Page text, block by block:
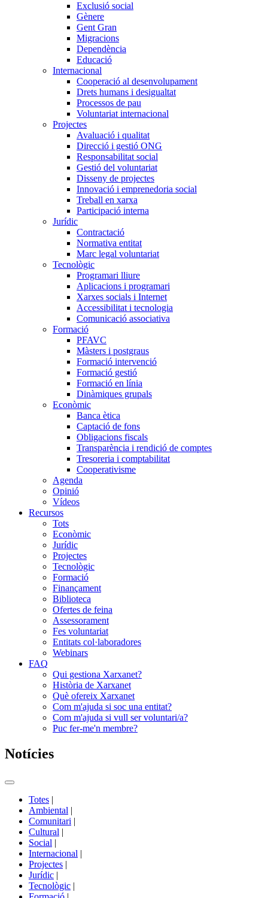
Exclusió social
Gènere
Gent Gran
Migracions
Dependència
Educació
Internacional
Cooperació al desenvolupament
Drets humans i desigualtat
Processos de pau
Voluntariat internacional
Projectes
Avaluació i qualitat
Direcció i gestió ONG
Responsabilitat social
Gestió del voluntariat
Disseny de projectes
Innovació i emprenedoria social
Treball en xarxa
Participació interna
Jurídic
Contractació
Normativa entitat
Marc legal voluntariat
Tecnològic
Programari lliure
Aplicacions i programari
Xarxes socials i Internet
Accessibilitat i tecnologia
Comunicació associativa
Formació
PFAVC
Màsters i postgraus
Formació intervenció
Formació gestió
Formació en línia
Dinàmiques grupals
Econòmic
Banca ètica
Captació de fons
Obligacions fiscals
Transparència i rendició de comptes
Tresoreria i comptabilitat
Cooperativisme
Agenda
Opinió
Vídeos
Recursos
Tots
Econòmic
Jurídic
Projectes
Tecnològic
Formació
Finançament
Biblioteca
Ofertes de feina
Assessorament
Fes voluntariat
Entitats col·laboradores
Webinars
FAQ
Qui gestiona Xarxanet?
Història de Xarxanet
Què ofereix Xarxanet
Com m'ajuda si soc una entitat?
Com m'ajuda si vull ser voluntari/a?
Puc fer-me'n membre?
Notícies
Commutador
portals
Totes |
Ambiental |
Comunitari |
Cultural |
Social |
Internacional |
Projectes |
Jurídic |
Tecnològic |